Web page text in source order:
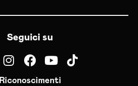
Seguici su
Riconoscimenti